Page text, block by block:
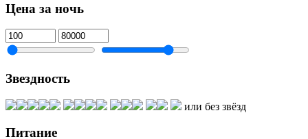
Цена за ночь
Звездность
или без звёзд
Питание